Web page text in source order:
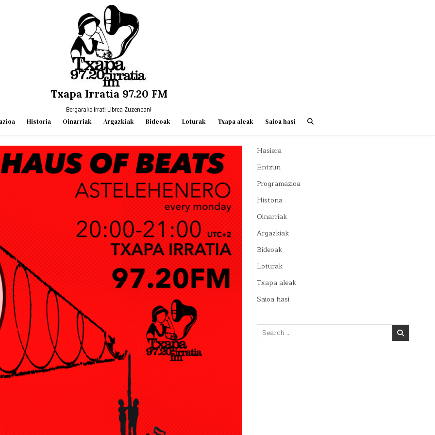
Txapa Irratia 97.20 FM
Bergarako Irrati Librea Zuzenean!
Historia Oinarriak Argazkiak Bideoak Loturak Txapa aleak Saioa hasi
Hasiera
Entzun
Programazioa
Historia
Oinarriak
Argazkiak
Bideoak
Loturak
Txapa aleak
Saioa hasi
Search
for: